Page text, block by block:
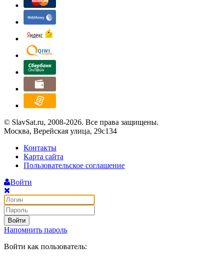
© SlavSat.ru, 2008-2026. Все права защищены.
Москва, Верейская улица, 29с134
Контакты
Карта сайта
Пользовательское соглашение
Войти
Войти
Напомнить пароль
Войти как пользователь: